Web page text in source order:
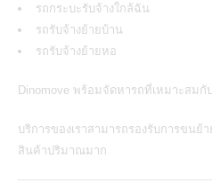
รถกระบะรับจ้างใกล้ฉัน
รถรับจ้างย้ายบ้าน
รถรับจ้างย้ายหอ
Dinomove พร้อมจัดหารถที่เหมาะสมกั
บริการของเราสามารถรองรับการขนย้
สินค้าปริมาณมาก